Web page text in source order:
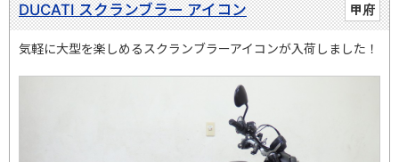
甲府
DUCATI スクランブラー アイコン
気軽に大型を楽しめるスクランブラーアイコンが入荷しました！